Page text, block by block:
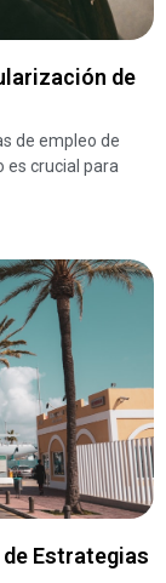
de
de empleo de
crucial para
Estrategias